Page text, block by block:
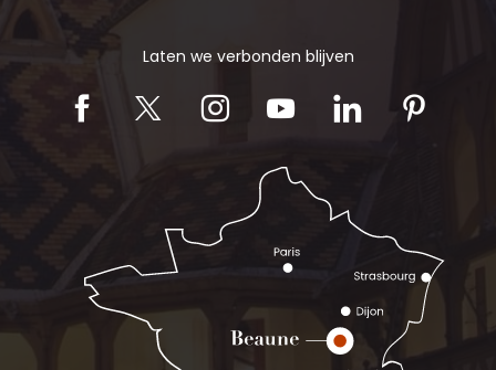
Laten we verbonden blijven